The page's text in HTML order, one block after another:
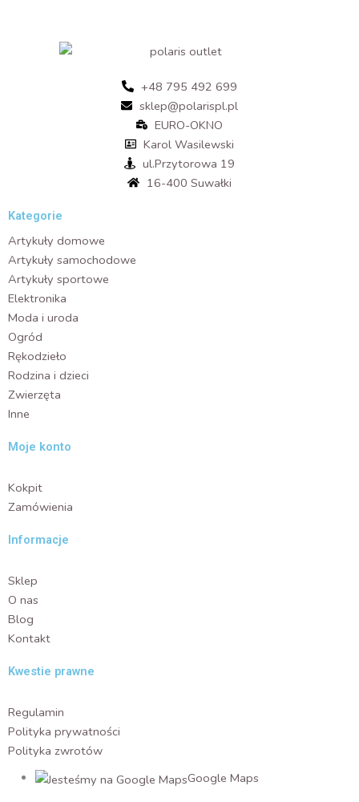
+48 795 492 699
sklep@polarispl.pl
EURO-OKNO
Karol Wasilewski
ul.Przytorowa 19
16-400 Suwałki
Kategorie
Artykuły domowe
Artykuły samochodowe
Artykuły sportowe
Elektronika
Moda i uroda
Ogród
Rękodzieło
Rodzina i dzieci
Zwierzęta
Inne
Moje konto
Kokpit
Zamówienia
Informacje
Sklep
O nas
Blog
Kontakt
Kwestie prawne
Regulamin
Polityka prywatności
Polityka zwrotów
Google Maps